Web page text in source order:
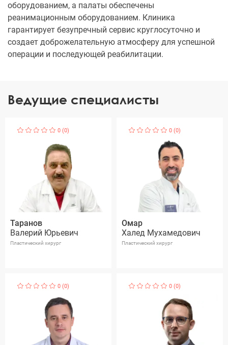
оборудованием, а палаты обеспечены
реанимационным оборудованием. Клиника
гарантирует безупречный сервис круглосуточно и
создает доброжелательную атмосферу для успешной
операции и последующей реабилитации.
Ведущие специалисты
0 (0)
Таранов
Валерий Юрьевич
Пластический хирург
0 (0)
Омар
Халед Мухамедович
Пластический хирург
0 (0) 0 (0)